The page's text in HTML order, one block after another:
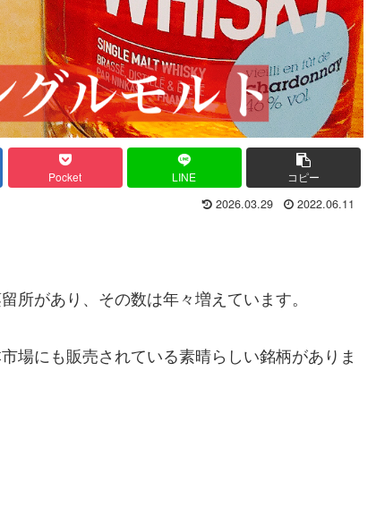
Pocket LINE コピー
2026.03.29 2022.06.11
所があり、その数は年々増えています。
場にも販売されている素晴らしい銘柄がありま